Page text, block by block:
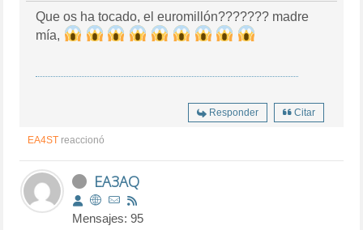
Que os ha tocado, el euromillón??????? madre
mía,
Responder Citar
EA4ST reaccionó
EA3AQ
Mensajes: 95